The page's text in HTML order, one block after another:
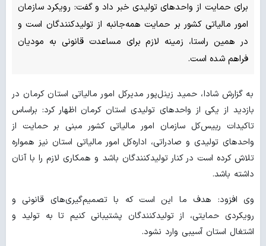
برای حمایت از واحدهای تولیدی خبر داد و گفت: رویکرد سازمان
امور مالیاتی کشور بر حمایت همه‌جانبه از تولیدکنندگان است و
در همین راستا، زمینه لازم برای مساعدت قانونی به مودیان
فراهم شده است.
به گزارش شادا، حمید زینل‌پور مدیرکل امور مالیاتی استان کرمان در
بازدید از یکی از واحدهای تولیدی استان کرمان اظهار کرد: براساس
تاکیدات رییس‌کل سازمان امور مالیاتی کشور مبنی بر حمایت از
واحدهای تولیدی و صادراتی، اداره‌کل امور مالیاتی استان نیز همواره
تلاش کرده است در کنار تولیدکنندگان باشد و همکاری لازم را با آنان
داشته باشد.
وی افزود: هدف ما این است که با تصمیم‌گیری‌های قانونی و
رویکردی حمایتی، از تولیدکنندگان پشتیبانی کنیم تا به تولید و
اشتغال استان آسیبی وارد نشود.